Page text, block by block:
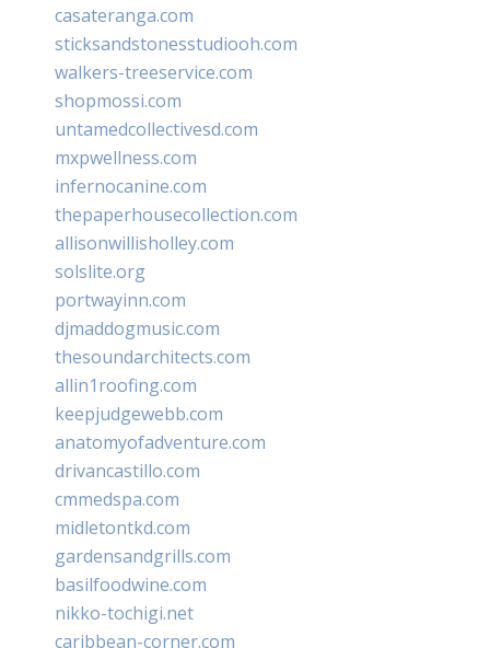
casateranga.com
sticksandstonesstudiooh.com
walkers-treeservice.com
shopmossi.com
untamedcollectivesd.com
mxpwellness.com
infernocanine.com
thepaperhousecollection.com
allisonwillisholley.com
solslite.org
portwayinn.com
djmaddogmusic.com
thesoundarchitects.com
allin1roofing.com
keepjudgewebb.com
anatomyofadventure.com
drivancastillo.com
cmmedspa.com
midletontkd.com
gardensandgrills.com
basilfoodwine.com
nikko-tochigi.net
caribbean-corner.com